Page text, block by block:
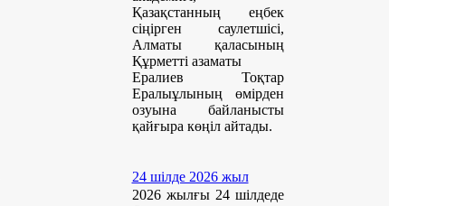
Қазақстанның еңбек
сіңірген саулетшісі,
Алматы қаласының
Құрметті азаматы
Ералиев Тоқтар
Ералыұлының өмірден
озуына байланысты
қайғыра көңіл айтады.
24 шілде 2026 жыл
2026 жылғы 24 шілдеде